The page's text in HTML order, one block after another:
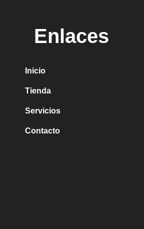
Enlaces
Inicio
Tienda
Servicios
Contacto